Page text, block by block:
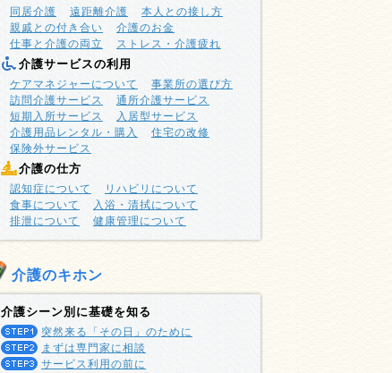
同居介護 遠距離介護
本人との接し方
親戚との付き合い
介護のお金
仕事と介護の両立
ストレス・介護疲れ
介護サービスの利用
ケアマネジャーについて
事業所の選び方
訪問介護サービス
通所介護サービス
短期入所サービス
入居型サービス
介護用品レンタル・購入
住宅の改修
保険外サービス
介護の仕方
認知症について
リハビリについて
食事について
入浴・清拭について
排泄について
健康管理について
介護のキホン
介護シーン別に基礎を知る
突然来る「その日」のために
まずは専門家に相談
サービス利用の前に